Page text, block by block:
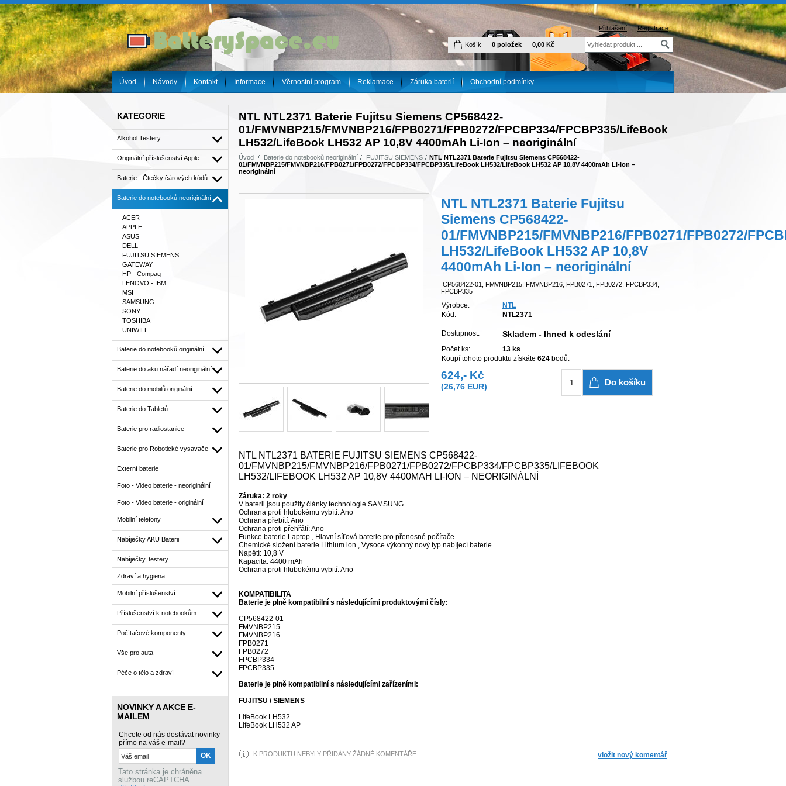
Přihlášení Registrace
Košík 0 položek 0,00 Kč
Úvod Návody Kontakt Informace Věrnostní program Reklamace Záruka baterií Obchodní podmínky
KATEGORIE
Alkohol Testery
Originální příslušenství Apple
Baterie - Čtečky čárových kódů
Baterie do notebooků neoriginální
ACER
APPLE
ASUS
DELL
FUJITSU SIEMENS
GATEWAY
HP - Compaq
LENOVO - IBM
MSI
SAMSUNG
SONY
TOSHIBA
UNIWILL
Baterie do notebooků originální
Baterie do aku nářadí neoriginální
Baterie do mobilů originální
Baterie do Tabletů
Baterie pro radiostanice
Baterie pro Robotické vysavače
Externí baterie
Foto - Video baterie - neoriginální
Foto - Video baterie - originální
Mobilní telefony
Nabíječky AKU Baterii
Nabíječky, testery
Zdraví a hygiena
Mobilní příslušenství
Příslušenství k notebookům
Počítačové komponenty
Vše pro auta
Péče o tělo a zdraví
NOVINKY A AKCE E-
MAILEM
Chcete od nás dostávat novinky
přímo na váš e-mail?
Tato stránka je chráněna
službou reCAPTCHA.
NTL NTL2371 Baterie Fujitsu Siemens CP568422-
01/FMVNBP215/FMVNBP216/FPB0271/FPB0272/FPCBP334/FPCBP335/LifeBook
LH532/LifeBook LH532 AP 10,8V 4400mAh Li-Ion – neoriginální
Úvod Baterie do notebooků neoriginální FUJITSU SIEMENS
NTL NTL2371 Baterie Fujitsu Siemens CP568422-
01/FMVNBP215/FMVNBP216/FPB0271/FPB0272/FPCBP334/FPCBP335/LifeBook LH532/LifeBook LH532 AP 10,8V 4400mAh Li-Ion –
neoriginální
NTL NTL2371 Baterie Fujitsu
Siemens CP568422-
01/FMVNBP215/FMVNBP216/FPB0271/FPB0272/
LH532/LifeBook LH532 AP 10,8V
4400mAh Li-Ion – neoriginální
CP568422-01, FMVNBP215, FMVNBP216, FPB0271, FPB0272, FPCBP334,
FPCBP335
Výrobce:
NTL
Kód:
NTL2371
Dostupnost: Skladem - Ihned k odeslání
Počet ks: 13 ks
Koupí tohoto produktu získáte 624 bodů.
624,- Kč
(26,76 EUR) Do košíku
NTL NTL2371 BATERIE FUJITSU SIEMENS CP568422-
01/FMVNBP215/FMVNBP216/FPB0271/FPB0272/FPCBP334/FPCBP335/LIFEBOOK
LH532/LIFEBOOK LH532 AP 10,8V 4400MAH LI-ION – NEORIGINÁLNÍ
Záruka: 2 roky
V baterii jsou použity články technologie SAMSUNG
Ochrana proti hlubokému vybíti: Ano
Ochrana přebítí: Ano
Ochrana proti přehřátí: Ano
Funkce baterie Laptop , Hlavní síťová baterie pro přenosné počítače
Chemické složení baterie Lithium ion , Vysoce výkonný nový typ nabíjecí baterie.
Napětí: 10,8 V
Kapacita: 4400 mAh
Ochrana proti hlubokému vybití: Ano
KOMPATIBILITA
Baterie je plně kompatibilní s následujícími produktovými čísly:
CP568422-01
FMVNBP215
FMVNBP216
FPB0271
FPB0272
FPCBP334
FPCBP335
Baterie je plně kompatibilní s následujícími zařízeními:
FUJITSU / SIEMENS
LifeBook LH532
LifeBook LH532 AP
K PRODUKTU NEBYLY PŘIDÁNY ŽÁDNÉ KOMENTÁŘE vložit nový komentář